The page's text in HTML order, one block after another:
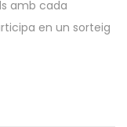
amb cada
en un sorteig